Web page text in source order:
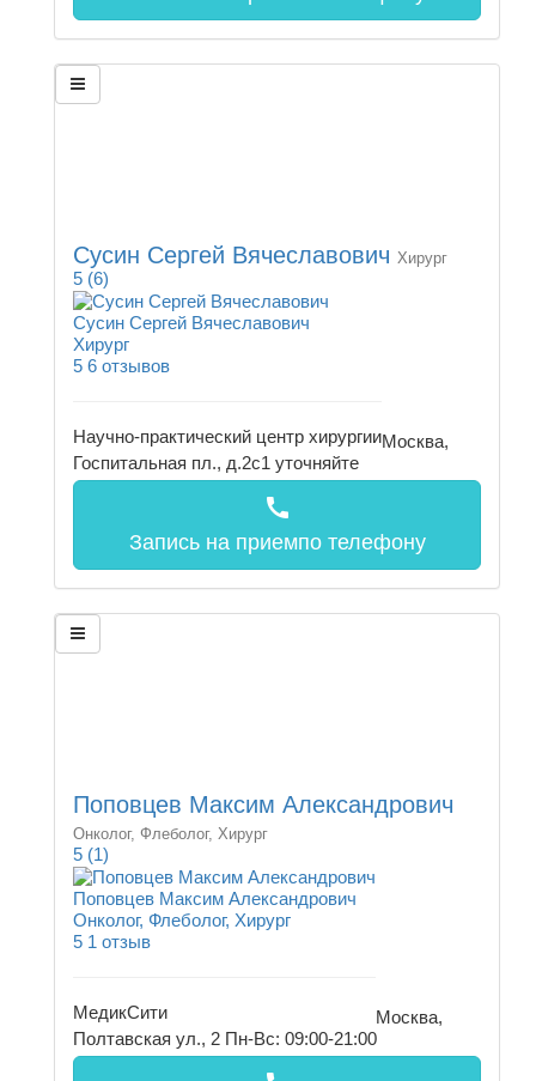
Сусин Сергей Вячеславович Хирург
5 (6)
Сусин Сергей Вячеславович
Хирург
5 6 отзывов
Научно-практический центр хирургииМосква,
Госпитальная пл., д.2с1 уточняйте
call
Запись на приемпо телефону
Поповцев Максим Александрович
Онколог, Флеболог, Хирург
5 (1)
Поповцев Максим Александрович
Онколог, Флеболог, Хирург
5 1 отзыв
МедикСити
Москва,
Полтавская ул., 2 Пн-Вс: 09:00-21:00